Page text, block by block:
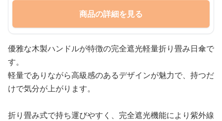
商品の詳細を見る
優雅な木製ハンドルが特徴の完全遮光軽量折り畳み日傘で
す。
軽量でありながら高級感のあるデザインが魅力で、持つだ
けで気分が上がります。
折り畳み式で持ち運びやすく、完全遮光機能により紫外線